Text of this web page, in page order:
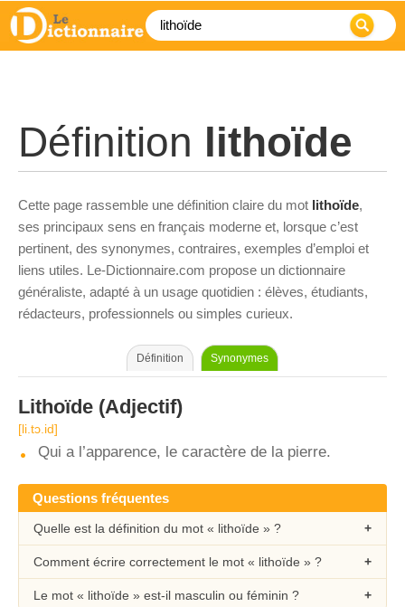
Définition lithoïde
Cette page rassemble une définition claire du mot lithoïde,
ses principaux sens en français moderne et, lorsque c’est
pertinent, des synonymes, contraires, exemples d’emploi et
liens utiles. Le-Dictionnaire.com propose un dictionnaire
généraliste, adapté à un usage quotidien : élèves, étudiants,
rédacteurs, professionnels ou simples curieux.
Définition Synonymes
Lithoïde (Adjectif)
[li.tɔ.id]
Qui a l’apparence, le caractère de la pierre.
Questions fréquentes
Quelle est la définition du mot « lithoïde » ?
Comment écrire correctement le mot « lithoïde » ?
Le mot « lithoïde » est-il masculin ou féminin ?